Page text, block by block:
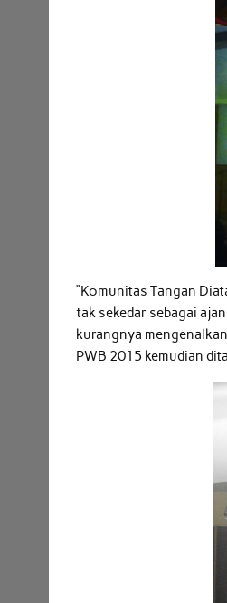
“Komunitas Tangan
tak sekedar sebagai
kurangnya
PWB 2015 kemudian